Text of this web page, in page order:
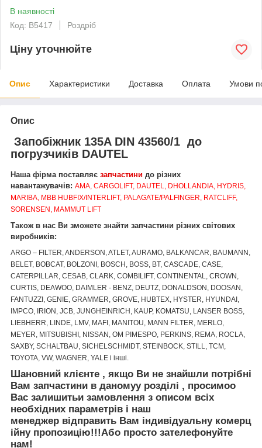
В наявності
Код: В5417
Роздріб
Ціну уточнюйте
Опис Характеристики Доставка Оплата Умови
Опис
Запобіжник 135A DIN 43560/1 до
погрузчиків DAUTEL
Наша фірма поставляє запчастини до різних
навантажувачів: AMA, CARGOLIFT, DAUTEL, DHOLLANDIA, HYDRIS,
MARIBA, MBB HUBFIX/INTERLIFT, PALAGATE/PALFINGER, RATCLIFF,
SORENSEN, MAMMUT LIFT
Також в нас Ви зможете знайти запчастини різних світових
виробників:
ARGO – FILTER, ANDERSON, ATLET, AURAMO, BALKANCAR, BAUMANN,
BELET, BOBCAT, BOLZONI, BOSCH, BOSS, BT, CASCADE, CASE,
CATERPILLAR, CESAB, CLARK, COMBILIFT, CONTINENTAL, CROWN,
CURTIS, DEAWOO, DAIMLER - BENZ, DEUTZ, DONALDSON, DOOSAN,
FANTUZZI, GENIE, GRAMMER, GROVE, HUBTEX, HYSTER, HYUNDAI,
IMPCO, IRION, JCB, JUNGHEINRICH, KAUP, KOMATSU, LANSER BOSS,
LIEBHERR, LINDE, LMV, MAFI, MANITOU, MANN FILTER, MERLO,
MEYER, MITSUBISHI, NISSAN, OM PIMESPO, PERKINS, REMA, ROCLA,
SAXBY, SCHALTBAU, SICHELSCHMIDT, STEINBOCK, STILL, TCM,
TOYOTA, VW, WAGNER, YALE і інші.
Шановний клієнте , якщо Ви не знайшли потрібні
Вам запчастини в даномуу розділі , просимоо
Вас залишитьи замовлення з описом всіх
необхідних параметрів і наш
менеджер відправить Вам індивідуальнукомерц
ійну пропозицію!!!Або просто зателефонуйте
нам!